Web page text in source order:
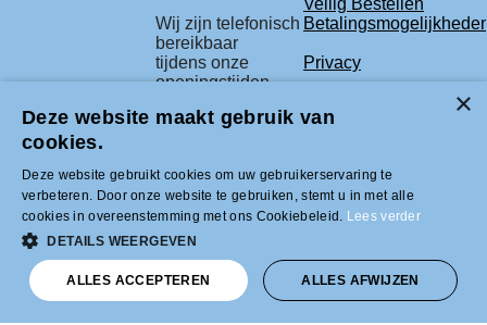
Veilig Bestellen
Wij zijn telefonisch
bereikbaar
tijdens onze
openingstijden.
Privacy
* check voor de
Klachtenregeling
agenda.
Tel +31 (0)33-2996333 |
info@modelbouwled.nl | BTW nummer
NL001954275B26 | KVK nummer
31043946 | IBAN nummer NL59INGB
Deze website maakt gebruik van
cookies.
Deze website gebruikt cookies om uw gebruikerservaring te
verbeteren. Door onze website te gebruiken, stemt u in met alle
cookies in overeenstemming met ons Cookiebeleid. Lees verder
DETAILS WEERGEVEN
ALLES ACCEPTEREN ALLES AFWIJZEN